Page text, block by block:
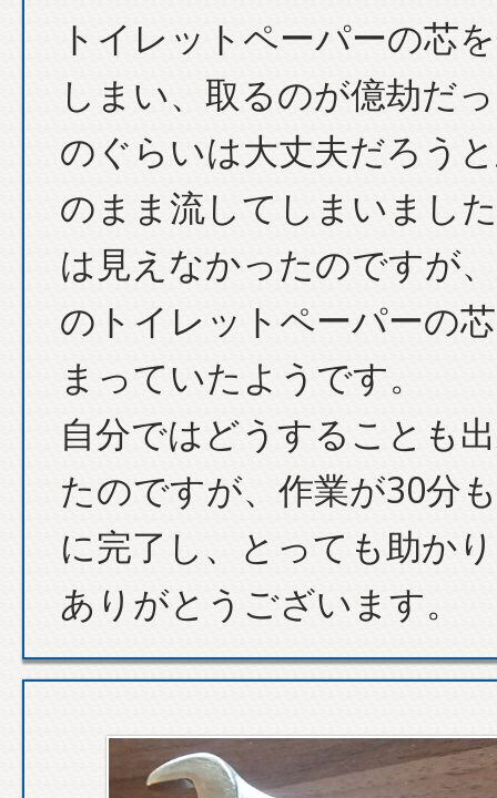
トイレットペーパーの芯
しまい、取るのが億劫だ
のぐらいは大丈夫だろう
のまま流してしまいまし
は見えなかったのですが
のトイレットペーパーの
まっていたようです。
自分ではどうすることも
たのですが、作業が30分
に完了し、とっても助か
ありがとうございます。